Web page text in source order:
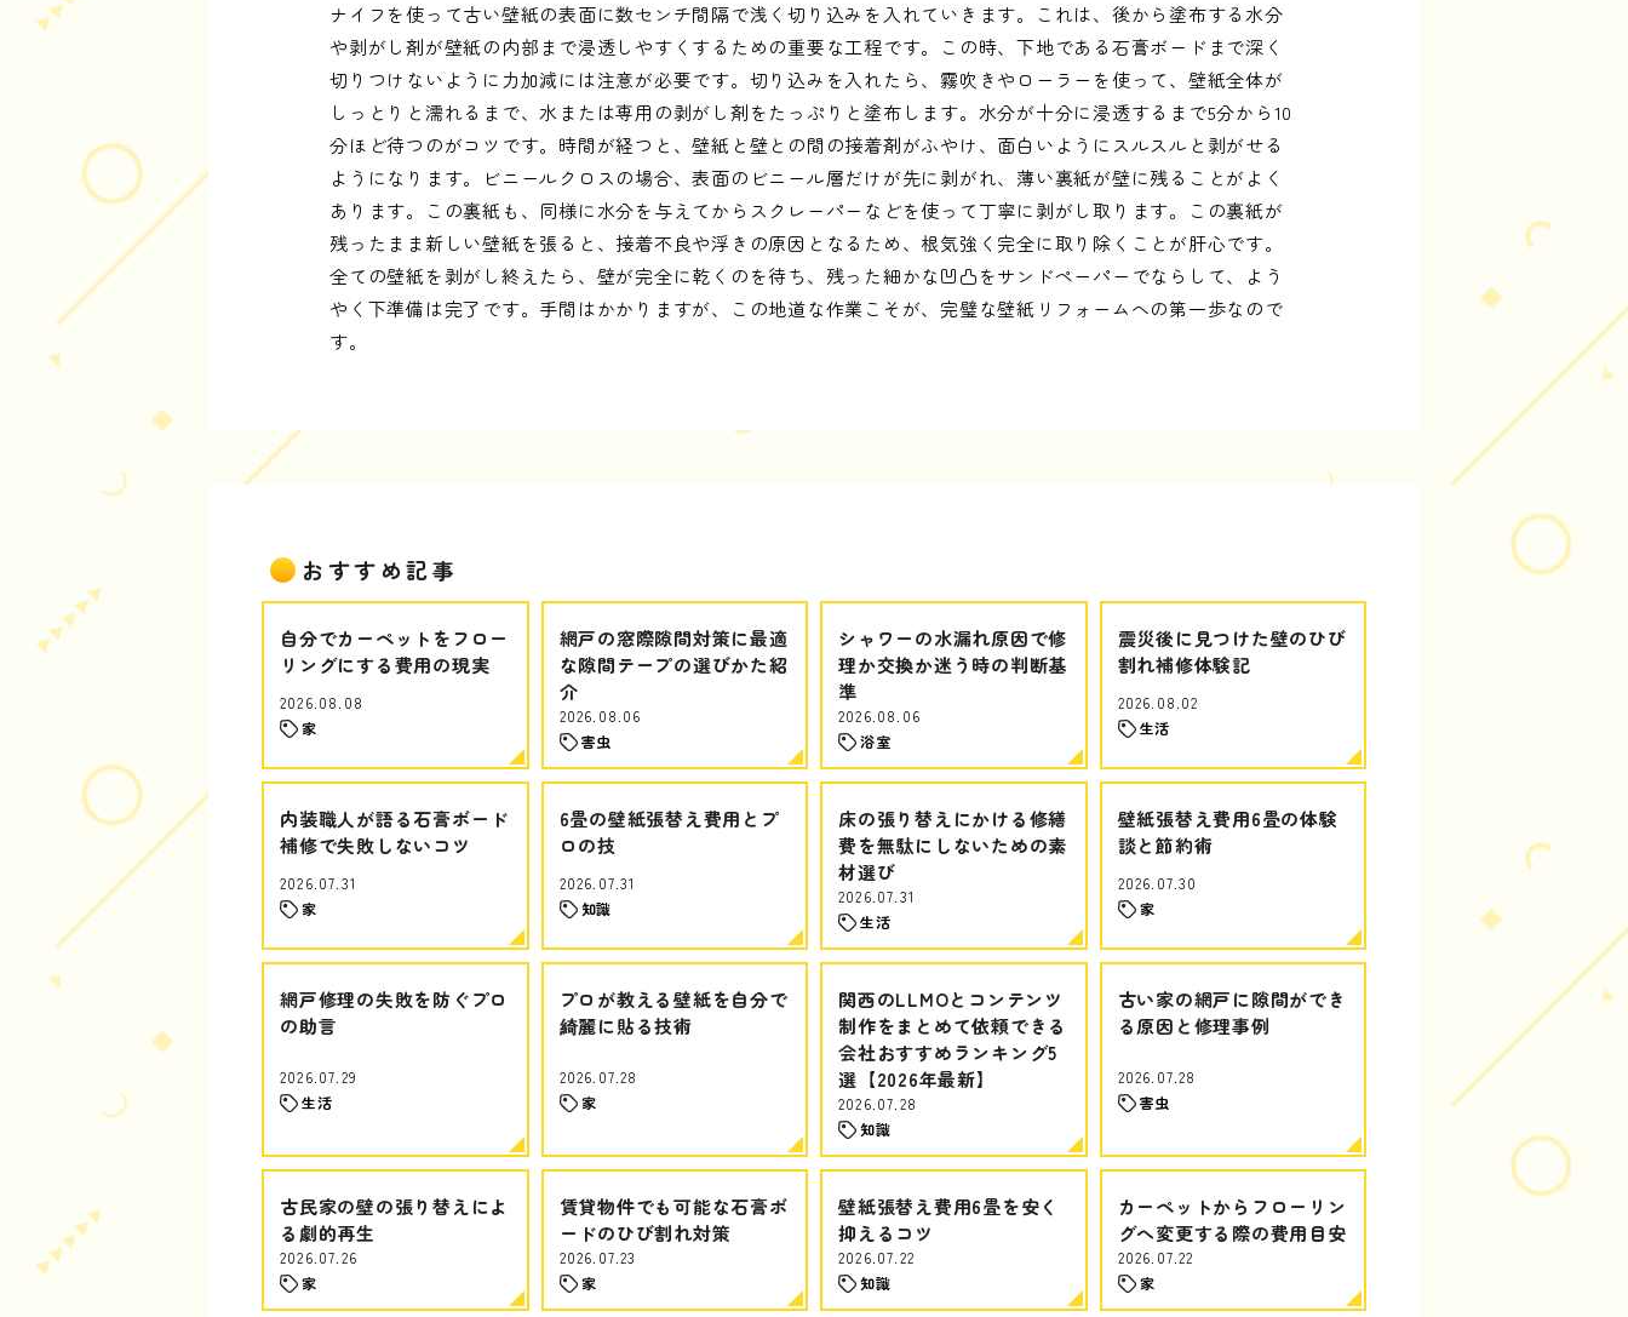
ナイフを使って古い壁紙の表面に数センチ間隔で浅く切り込みを入れていきます。これは、後から塗布する水分
や剥がし剤が壁紙の内部まで浸透しやすくするための重要な工程です。この時、下地である石膏ボードまで深く
切りつけないように力加減には注意が必要です。切り込みを入れたら、霧吹きやローラーを使って、壁紙全体が
しっとりと濡れるまで、水または専用の剥がし剤をたっぷりと塗布します。水分が十分に浸透するまで5分から10
分ほど待つのがコツです。時間が経つと、壁紙と壁との間の接着剤がふやけ、面白いようにスルスルと剥がせる
ようになります。ビニールクロスの場合、表面のビニール層だけが先に剥がれ、薄い裏紙が壁に残ることがよく
あります。この裏紙も、同様に水分を与えてからスクレーパーなどを使って丁寧に剥がし取ります。この裏紙が
残ったまま新しい壁紙を張ると、接着不良や浮きの原因となるため、根気強く完全に取り除くことが肝心です。
全ての壁紙を剥がし終えたら、壁が完全に乾くのを待ち、残った細かな凹凸をサンドペーパーでならして、よう
やく下準備は完了です。手間はかかりますが、この地道な作業こそが、完璧な壁紙リフォームへの第一歩なので
す。
おすすめ記事
自分でカーペットをフロー
リングにする費用の現実
2026.08.08
家
網戸の窓際隙間対策に最適
な隙間テープの選びかた紹
介
2026.08.06
害虫
シャワーの水漏れ原因で修
理か交換か迷う時の判断基
準
2026.08.06
浴室
震災後に見つけた壁のひび
割れ補修体験記
2026.08.02
生活
内装職人が語る石膏ボード
補修で失敗しないコツ
2026.07.31
家
6畳の壁紙張替え費用とプ
ロの技
2026.07.31
知識
床の張り替えにかける修繕
費を無駄にしないための素
材選び
2026.07.31
生活
壁紙張替え費用6畳の体験
談と節約術
2026.07.30
家
網戸修理の失敗を防ぐプロ
の助言
2026.07.29
生活
プロが教える壁紙を自分で
綺麗に貼る技術
2026.07.28
家
関西のLLMOとコンテンツ
制作をまとめて依頼できる
会社おすすめランキング5
選【2026年最新】
2026.07.28
知識
古い家の網戸に隙間ができ
る原因と修理事例
2026.07.28
害虫
古民家の壁の張り替えによ
る劇的再生
2026.07.26
家
賃貸物件でも可能な石膏ボ
ードのひび割れ対策
2026.07.23
家
壁紙張替え費用6畳を安く
抑えるコツ
2026.07.22
知識
カーペットからフローリン
グへ変更する際の費用目安
2026.07.22
家